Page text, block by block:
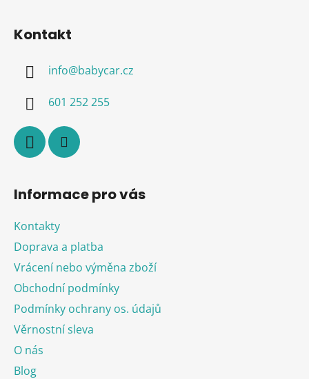
Kontakt
info@babycar.cz
601 252 255
Informace pro vás
Kontakty
Doprava a platba
Vrácení nebo výměna zboží
Obchodní podmínky
Podmínky ochrany os. údajů
Věrnostní sleva
O nás
Blog